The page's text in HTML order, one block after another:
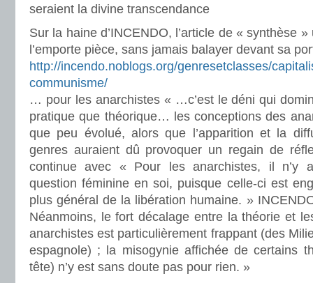
seraient la divine transcendance
Sur la haine d’INCENDO, l’article de « synthèse
l’emporte pièce, sans jamais balayer devant sa
http://incendo.noblogs.org/genresetclasses/
communisme/
… pour les anarchistes « …c’est le déni qui
pratique que théorique… les conceptions des
que peu évolué, alors que l’apparition et la
genres auraient dû provoquer un regain de
continue avec « Pour les anarchistes, il n’y
question féminine en soi, puisque celle-ci est
plus général de la libération humaine. »
Néanmoins, le fort décalage entre la théorie et
anarchistes est particulièrement frappant (des
espagnole) ; la misogynie affichée de certains
tête) n’y est sans doute pas pour rien. »